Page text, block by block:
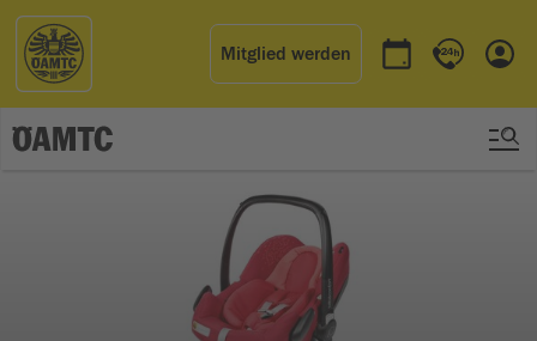
Mitglied werden
Termin buchen
Kontakt &